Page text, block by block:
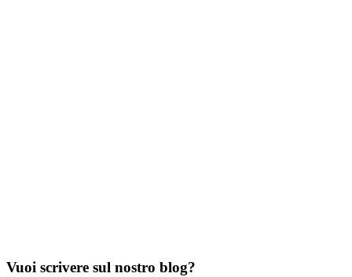
Vuoi scrivere sul nostro blog?